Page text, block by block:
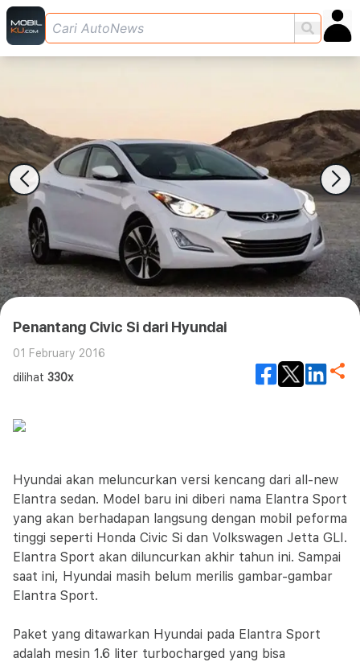
Penantang Civic Si dari Hyundai
01 February 2016
dilihat 330x
Hyundai akan meluncurkan versi kencang dari all-new
Elantra sedan. Model baru ini diberi nama Elantra Sport
yang akan berhadapan langsung dengan mobil peforma
tinggi seperti Honda Civic Si dan Volkswagen Jetta GLI.
Elantra Sport akan diluncurkan akhir tahun ini. Sampai
saat ini, Hyundai masih belum merilis gambar-gambar
Elantra Sport.
Paket yang ditawarkan Hyundai pada Elantra Sport
adalah mesin 1.6 liter turbocharged yang bisa